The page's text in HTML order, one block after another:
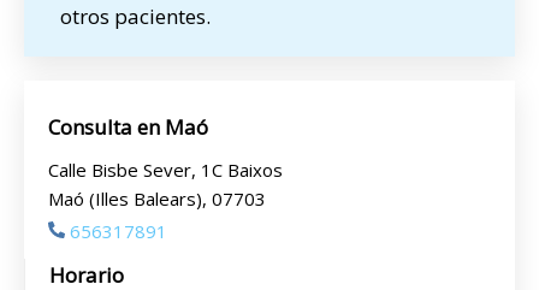
otros pacientes.
Consulta en Maó
Calle Bisbe Sever, 1C Baixos
Maó (Illes Balears), 07703
656317891
Horario